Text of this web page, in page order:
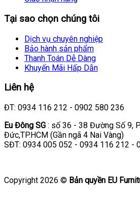
Tại sao chọn chúng tôi
Dịch vụ chuyên nghiệp
Bảo hành sản phẩm
Thanh Toán Dễ Dàng
Khuyến Mãi Hấp Dẫn
Liên hệ
ĐT: 0934 116 212 - 0902 580 236
Eu Đông SG : số 36 - 38 Đường Số 9,
Đức,TP.HCM (Gần ngã 4 Nai Vàng)
SĐT: 0934 005 052 - 0934 116 212 -
Copyright 2026 © Bản quyền EU